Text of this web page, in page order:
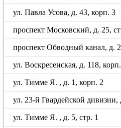
ул. Павла Усова, д. 43, корп. 3
проспект Московский, д. 25,
проспект Обводный канал, д.
ул. Воскресенская, д. 118,
ул. Тимме Я. , д. 1, корп. 2
ул. 23-й Гвардейской дивизии,
ул. Тимме Я. , д. 5, стр. 1